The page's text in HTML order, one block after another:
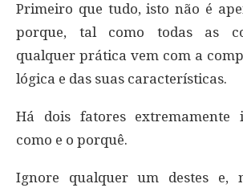
Primeiro que tudo, isto não é
porque, tal como todas as
qualquer prática vem com a
lógica e das suas características.
Há dois fatores extremamente
como e o porquê.
Ignore qualquer um destes e,